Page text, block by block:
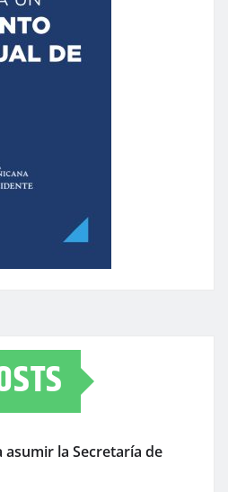
asumir la Secretaría de